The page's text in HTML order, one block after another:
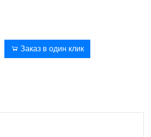
Заказ в один клик